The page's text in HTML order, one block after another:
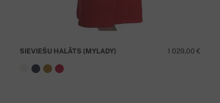
1 029,00 €
SIEVIEŠU HALĀTS (MYLADY)